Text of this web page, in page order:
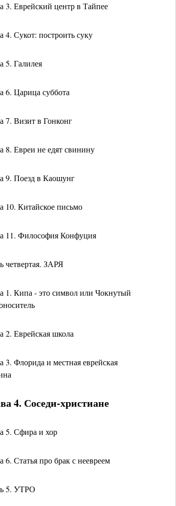
3. Еврейский центр в Тайпее
4. Сукот: построить суку
5. Галилея
6. Царица суббота
7. Визит в Гонконг
8. Евреи не едят свинину
9. Поезд в Каошунг
10. Китайское письмо
11. Философия Конфуция
четвертая. ЗАРЯ
1. Кипа - это символ или Чокнутый
2. Еврейская школа
3. Флорида и местная еврейская
4. Соседи-христиане
5. Сфира и хор
6. Статья про брак с неевреем
5. УТРО